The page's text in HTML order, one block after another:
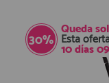
30%
Queda
Esta
10días09